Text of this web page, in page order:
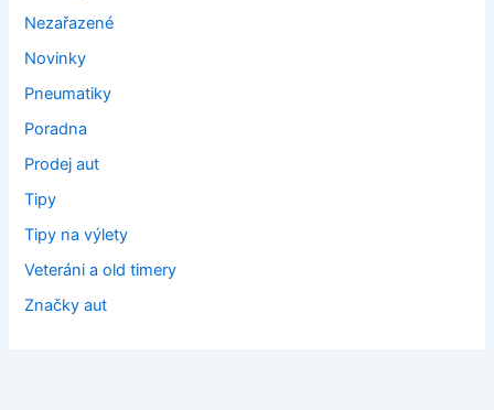
Nezařazené
Novinky
Pneumatiky
Poradna
Prodej aut
Tipy
Tipy na výlety
Veteráni a old timery
Značky aut